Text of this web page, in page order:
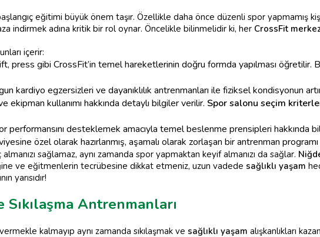
eğitimi büyük önem taşır. Özellikle daha önce düzenli spor yapmamış
indirmek adına kritik bir rol oynar. Öncelikle bilinmelidir ki, her CrossFit
içerir:
press gibi CrossFit’in temel hareketlerinin doğru formda yapılması öğretilir.
kardiyo egzersizleri ve dayanıklılık antrenmanları ile fiziksel kondisyonun
ekipman kullanımı hakkında detaylı bilgiler verilir. Spor salonu seçim
performansını desteklemek amacıyla temel beslenme prensipleri hakkında
özel olarak hazırlanmış, aşamalı olarak zorlaşan bir antrenman programı
sağlamaz, aynı zamanda spor yapmaktan keyif almanızı da sağlar.
ve eğitmenlerin tecrübesine dikkat etmeniz, uzun vadede sağlıklı yaşam
yarısıdır!
Antrenmanları
kalmayıp aynı zamanda sıkılaşmak ve sağlıklı yaşam alışkanlıkları